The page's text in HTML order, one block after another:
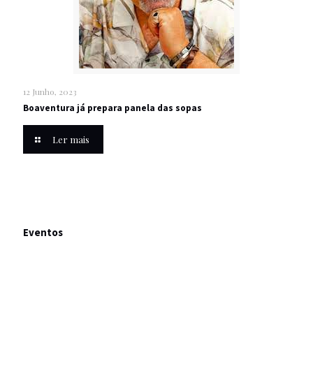
12 Junho, 2023
Boaventura já prepara panela das sopas
Ler mais
Eventos